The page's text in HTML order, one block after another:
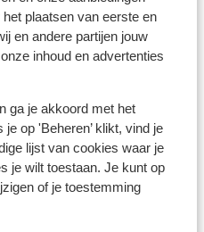
plaatsen van eerste en
en andere partijen jouw
inhoud en advertenties
ga je akkoord met het
op 'Beheren’ klikt, vind je
lijst van cookies waar je
je wilt toestaan. Je kunt op
of je toestemming
Valoria -
- Voordeeltarief
Galibier